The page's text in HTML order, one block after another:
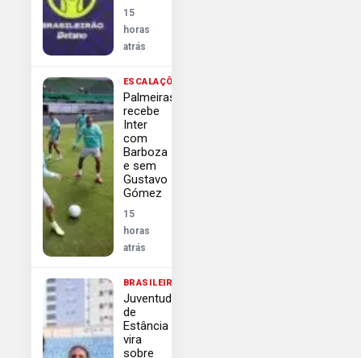
15
horas
atrás
ESCALAÇÕES
Palmeiras
recebe
Inter
com
Barboza
e sem
Gustavo
Gómez
15
horas
atrás
BRASILEIRÃO
Juventude
de
Estância
vira
sobre